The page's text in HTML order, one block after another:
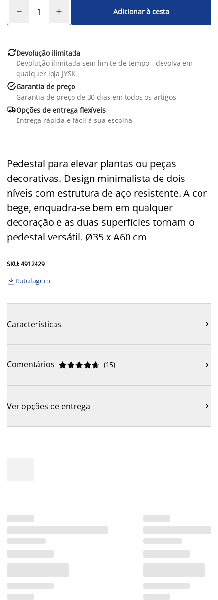
Adicionar à cesta
Devolução ilimitada
Devolução ilimitada sem limite de tempo - devolva em
qualquer loja JYSK
Garantia de preço
Garantia de preço de 30 dias em todos os artigos
Opções de entrega flexíveis
Entrega rápida e fácil à sua escolha
Pedestal para elevar plantas ou peças
decorativas. Design minimalista de dois
níveis com estrutura de aço resistente. A cor
bege, enquadra-se bem em qualquer
decoração e as duas superfícies tornam o
pedestal versátil. Ø35 x A60 cm
SKU: 4912429
 Rotulagem
Características 
Comentários 




 (15) 
Ver opções de entrega 